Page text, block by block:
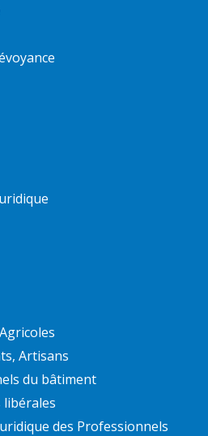
Artisans
du bâtiment
libérales
des Professionnels